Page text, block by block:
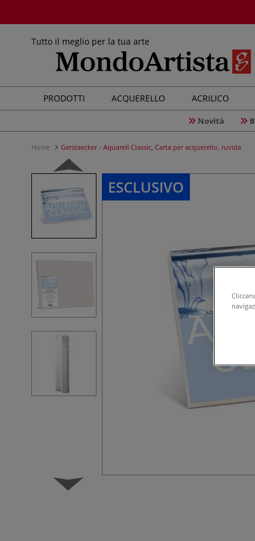
Tutto il meglio per la tua arte
PRODOTTI ACQUERELLO ACRILICO
Novità
Home Gerstaecker - Aquarell Classic, Carta per acquerello, ruvida
ESCLUSIVO